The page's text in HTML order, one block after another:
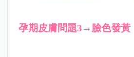
孕期皮膚問題3→臉色發黃